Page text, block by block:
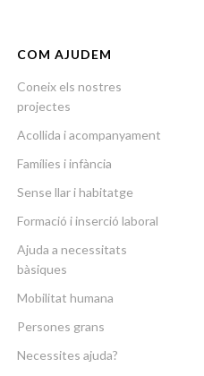
COM AJUDEM
Coneix els nostres
projectes
Acollida i acompanyament
Famílies i infància
Sense llar i habitatge
Formació i inserció laboral
Ajuda a necessitats
bàsiques
Mobilitat humana
Persones grans
Necessites ajuda?